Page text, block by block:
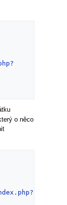
o něco